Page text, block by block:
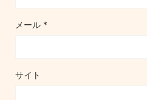
メール *
サイト